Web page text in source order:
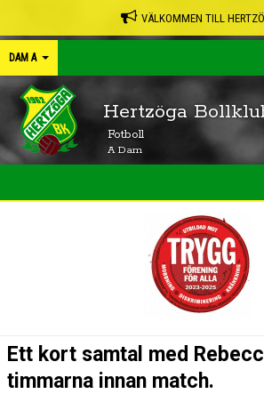
VÄLKOMMEN TILL
DAM A
Hertzöga
Fotboll
A Dam
TRUPPEN
Ett kort samtal med
timmarna innan match.